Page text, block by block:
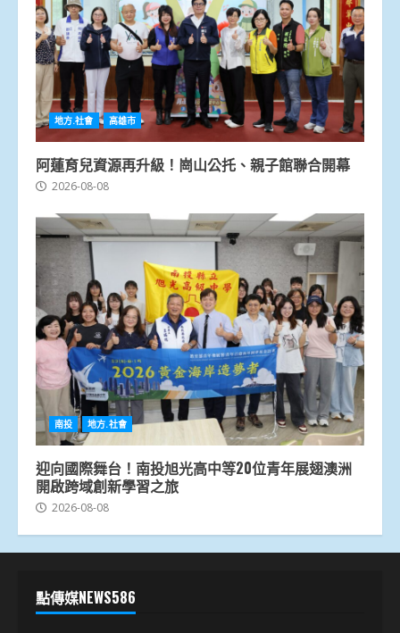
地方.社會 高雄市
阿蓮育兒資源再升級！崗山公托、親子館聯合開幕
2026-08-08
南投 地方.社會
迎向國際舞台！南投旭光高中等20位青年展翅澳洲
開啟跨域創新學習之旅
2026-08-08
點傳媒NEWS586